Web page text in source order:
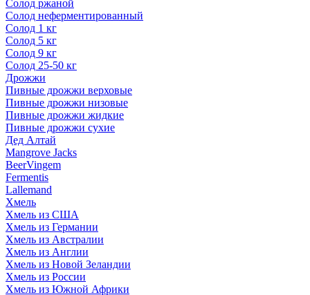
Солод ржаной
Солод неферментированный
Солод 1 кг
Солод 5 кг
Солод 9 кг
Солод 25-50 кг
Дрожжи
Пивные дрожжи верховые
Пивные дрожжи низовые
Пивные дрожжи жидкие
Пивные дрожжи сухие
Дед Алтай
Mangrove Jacks
BeerVingem
Fermentis
Lallemand
Хмель
Хмель из США
Хмель из Германии
Хмель из Австралии
Хмель из Англии
Хмель из Новой Зеландии
Хмель из России
Хмель из Южной Африки